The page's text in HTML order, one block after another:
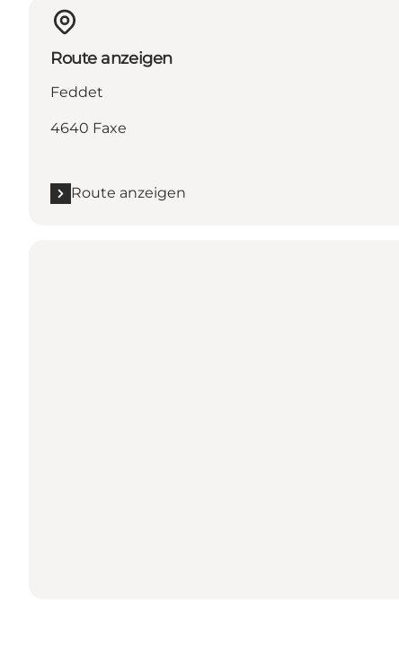
Route anzeigen
Feddet
4640 Faxe
Route anzeigen